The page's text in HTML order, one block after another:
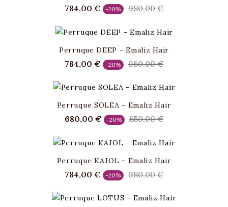
Prix
784,00 € -20%
Prix
base
980,00 €Prix
base
Perruque DEEP - Emaliz Hair
Prix
784,00 € -20%
Prix
base
980,00 €Prix
base
Perruque SOLEA - Emaliz Hair
Prix
680,00 € -20%
Prix
base
850,00 €Prix
base
Perruque KAJOL - Emaliz Hair
Prix
784,00 € -20%
Prix
base
980,00 €Prix
base